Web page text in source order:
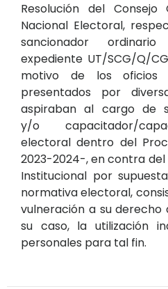
Resolución del
Nacional Electoral,
sancionador
expediente UT/SCG/Q/
motivo de los oficios
presentados por
aspiraban al cargo de
y/o capacitador/
electoral dentro del
2023-2024-, en contra
Institucional por
normativa electoral,
vulneración a su derecho
su caso, la utilización
personales para tal fin.